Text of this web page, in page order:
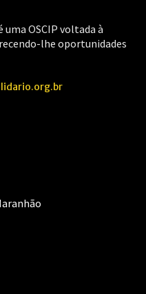
OSCIP voltada à
lhe oportunidades